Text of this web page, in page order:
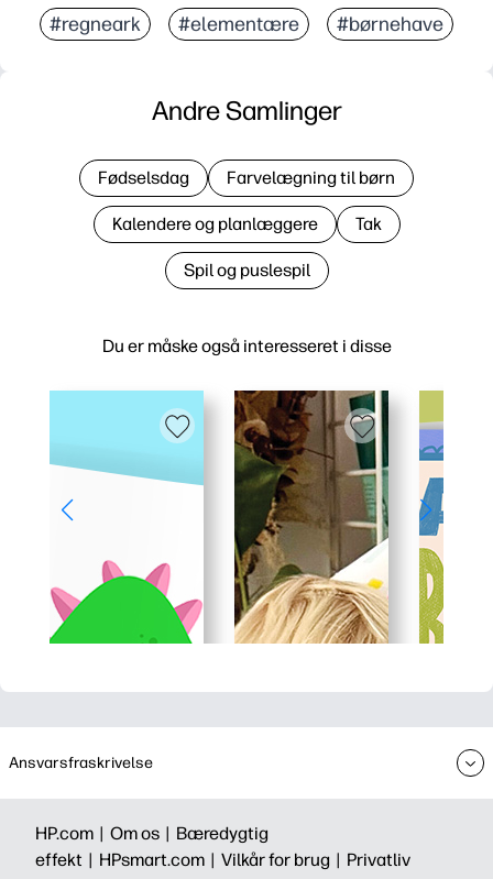
#regneark #elementære #børnehave
Du er måske også interesseret i disse
Andre Samlinger
Fødselsdag Farvelægning til børn
Kalendere og planlæggere Tak
Spil og puslespil
Ansvarsfraskrivelse
HP.com | Om os | Bæredygtig
effekt | HPsmart.com | Vilkår for brug | Privatliv